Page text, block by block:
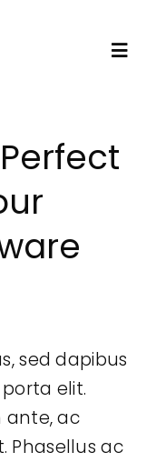
sed dapibus
elit.
ante, ac
Phasellus ac